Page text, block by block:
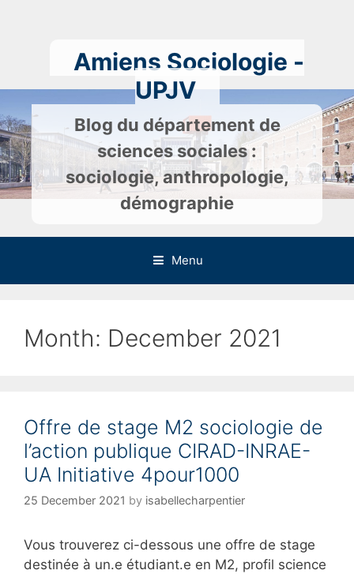
Amiens Sociologie -
UPJV
Blog du département de
sciences sociales :
sociologie, anthropologie,
démographie
Menu
Month: December 2021
Offre de stage M2 sociologie de
l’action publique CIRAD-INRAE-
UA Initiative 4pour1000
25 December 2021 by isabellecharpentier
Vous trouverez ci-dessous une offre de stage
destinée à un.e étudiant.e en M2, profil science